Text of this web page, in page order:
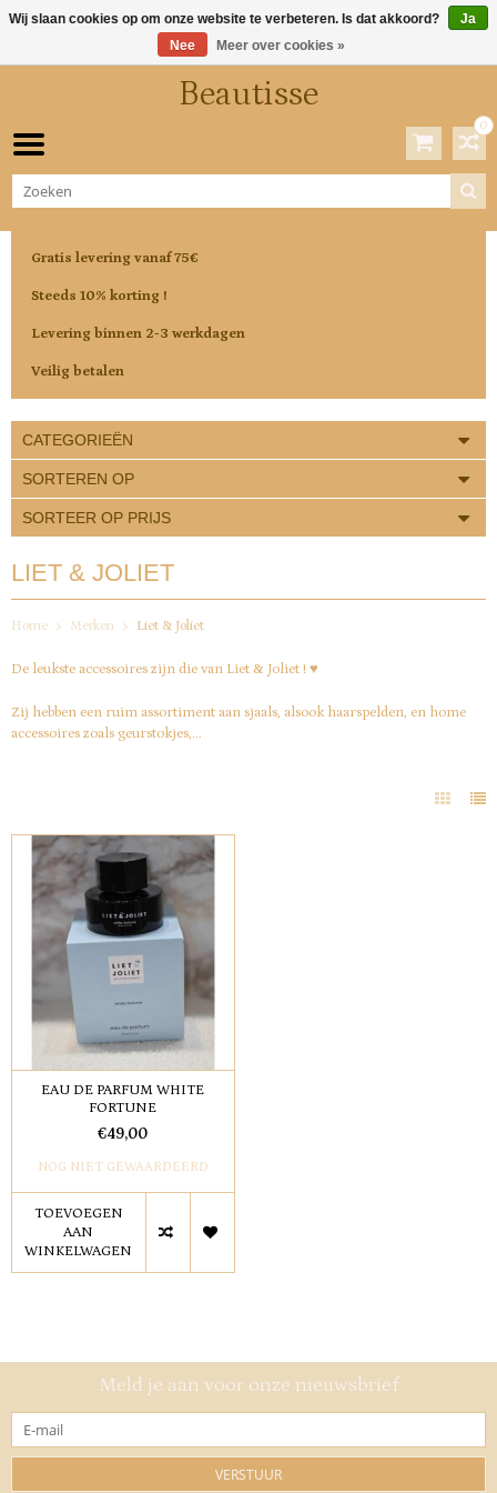
Beautisse
0
Gratis levering vanaf 75€
Steeds 10% korting !
Levering binnen 2-3 werkdagen
Veilig betalen
CATEGORIEËN
SORTEREN OP
SORTEER OP PRIJS
LIET & JOLIET
Home Merken Liet & Joliet
De leukste accessoires zijn die van Liet & Joliet ! ♥
Zij hebben een ruim assortiment aan sjaals, alsook haarspelden, en home
accessoires zoals geurstokjes,...
EAU DE PARFUM WHITE
FORTUNE
€49,00
NOG NIET GEWAARDEERD
TOEVOEGEN
AAN
WINKELWAGEN
Meld je aan voor onze nieuwsbrief
VERSTUUR
Wij slaan cookies op om onze website te verbeteren. Is dat akkoord?
Ja
Nee
Meer over cookies »